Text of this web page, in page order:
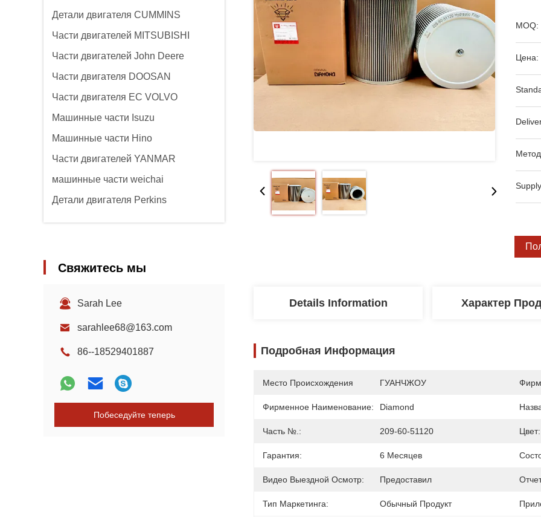
Детали двигателя CUMMINS
Части двигателей MITSUBISHI
Части двигателей John Deere
Части двигателя DOOSAN
Части двигателя EC VOLVO
Машинные части Isuzu
Машинные части Hino
Части двигателей YANMAR
машинные части weichai
Детали двигателя Perkins
Свяжитесь мы
Sarah Lee
sarahlee68@163.com
86--18529401887
Побеседуйте теперь
MOQ:
Цена:
Details Information Характер
Подробная Информация
Место Происхождения ГУАНЧЖОУ
Фирменное Наименование: Diamond
Часть №.: 209-60-51120 Цвет:
Гарантия: 6 Месяцев
Видео Выездной Осмотр: Предоставил
Тип Маркетинга: Обычный Продукт